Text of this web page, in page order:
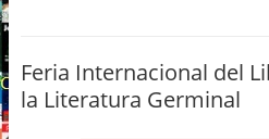
Feria Internacional del
la Literatura Germinal